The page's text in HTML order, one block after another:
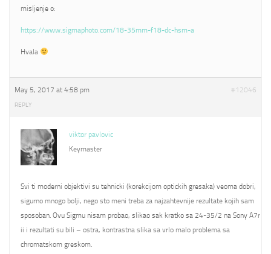
misljenje o:
https://www.sigmaphoto.com/18-35mm-f18-dc-hsm-a
Hvala
May 5, 2017 at 4:58 pm #12046
REPLY
viktor pavlovic
Keymaster
Svi ti moderni objektivi su tehnicki (korekcijom optickih gresaka) veoma dobri,
sigurno mnogo bolji, nego sto meni treba za najzahtevnije rezultate kojih sam
sposoban. Ovu Sigmu nisam probao, slikao sak kratko sa 24-35/2 na Sony A7r
ii i rezultati su bili – ostra, kontrastna slika sa vrlo malo problema sa
chromatskom greskom.